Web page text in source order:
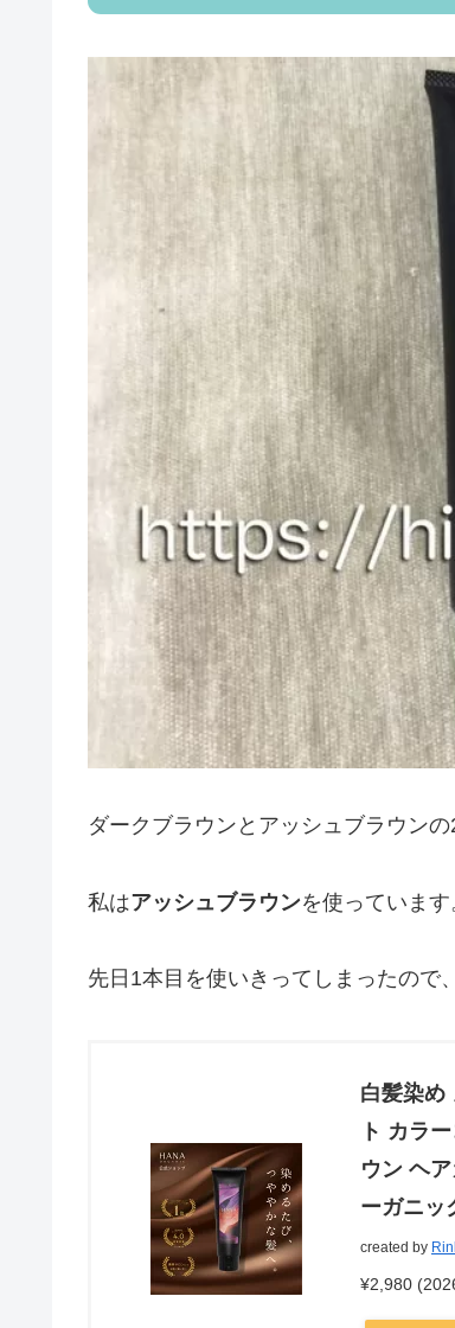
ダークブラウンとアッシュブラウンの
私はアッシュブラウンを使っています
先日1本目を使いきってしまったので
白髪染め
ト カラ
ウン ヘ
ーガニッ
created by
¥2,980